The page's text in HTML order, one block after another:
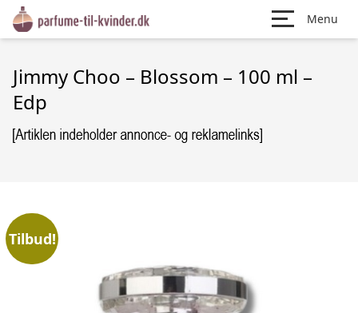
Menu
Jimmy Choo – Blossom – 100 ml –
Edp
Tilbud!